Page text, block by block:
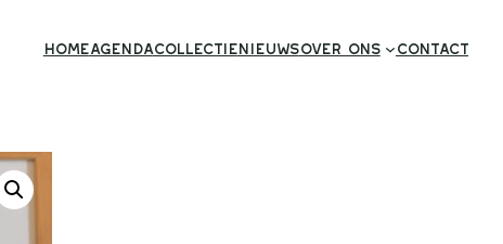
HomeAgendaCollectieNieuwsOver ons Contact